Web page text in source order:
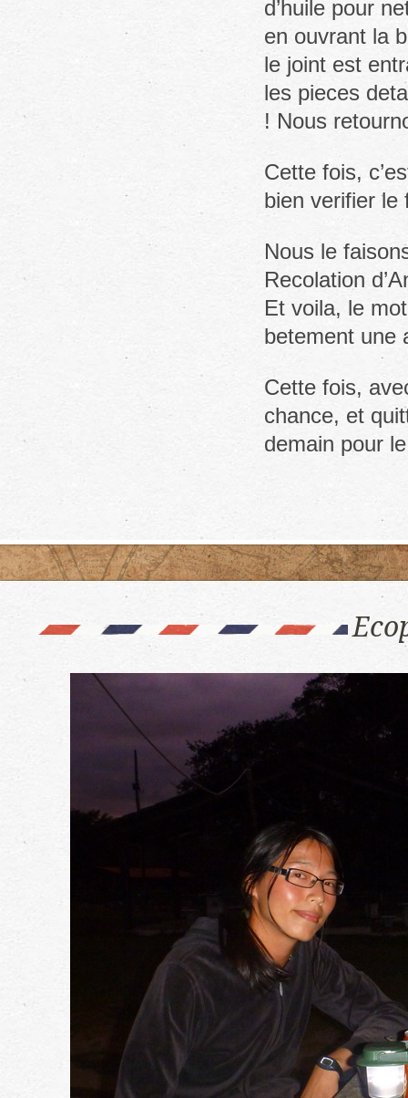
d’huile pour
en ouvrant la
le joint est
les pieces
! Nous
Cette fois,
bien verifier
Nous le
Recolation
Et voila, le
betement une
Cette fois,
chance, et
demain pour